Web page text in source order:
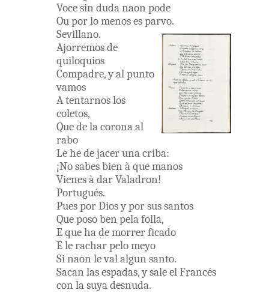
Vocesin dudanaon pode
Oupor lomenosesparvo.
Sevillano.
Ajorremosde
quiloquios
Compadre,yalpunto
vamos
Atentarnoslos
coletos,
Quedelacoronaal
rabo
Lehedejacerunacriba:
¡Nosabesbien àquemanos
VienesàdarValadron!
Portugués.
PuesporDiosyporsussantos
Queposoben pelafolla,
Equehademorrerficado
Eleracharpelomeyo
Sinaon levalalgun santo.
Sacan lasespadas,ysaleelFrancés
con lasuyadesnuda.